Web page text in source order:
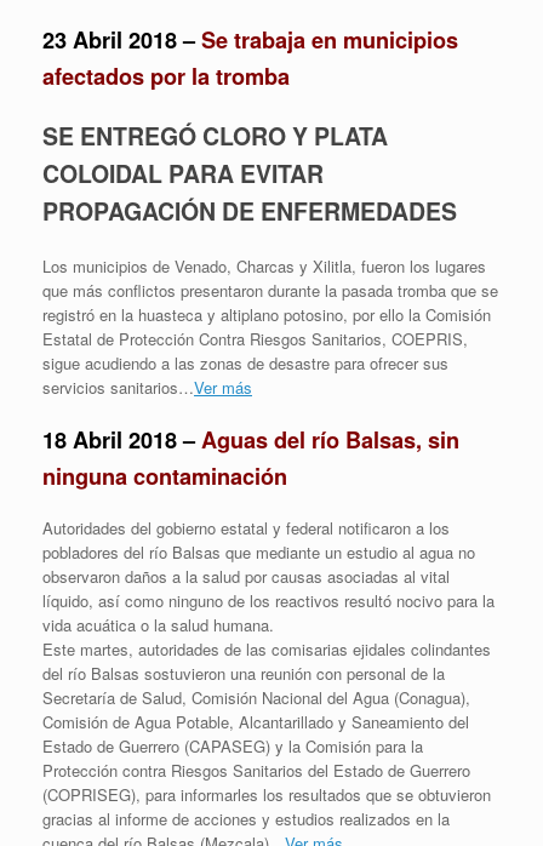
23 Abril 2018 –Se trabaja en municipios
afectados por la tromba
SE ENTREGÓ CLORO Y PLATA
COLOIDAL PARA EVITAR
PROPAGACIÓN DE ENFERMEDADES
Los municipios de Venado, Charcas y Xilitla, fueron los lugares
que más conflictos presentaron durante la pasada tromba que se
registró en la huasteca y altiplano potosino, por ello la Comisión
Estatal de Protección Contra Riesgos Sanitarios, COEPRIS,
sigue acudiendo a las zonas de desastre para ofrecer sus
servicios sanitarios…Ver más
18 Abril 2018 –Aguas del río Balsas, sin
ninguna contaminación
Autoridades del gobierno estatal y federal notificaron a los
pobladores del río Balsas que mediante un estudio al agua no
observaron daños a la salud por causas asociadas al vital
líquido, así como ninguno de los reactivos resultó nocivo para la
vida acuática o la salud humana.
Este martes, autoridades de las comisarias ejidales colindantes
del río Balsas sostuvieron una reunión con personal de la
Secretaría de Salud, Comisión Nacional del Agua (Conagua),
Comisión de Agua Potable, Alcantarillado y Saneamiento del
Estado de Guerrero (CAPASEG) y la Comisión para la
Protección contra Riesgos Sanitarios del Estado de Guerrero
(COPRISEG), para informarles los resultados que se obtuvieron
gracias al informe de acciones y estudios realizados en la